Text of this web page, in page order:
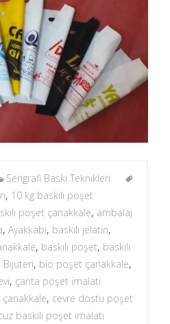
Serigrafi Baskı Teknikleri
, 10 kg baskılı poşet
poşet çanakkale, ambalaj
, Ayakkabı, baskılı jelatin,
, baskılı poşet, baskılı
Bijuteri, bio poşet çanakkale,
, çanta poşet imalatı
, cevre dostu poşet
baskılı poşet imalatı